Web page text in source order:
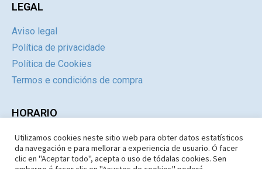
LEGAL
Aviso legal
Política de privacidade
Política de Cookies
Termos e condicións de compra
HORARIO
Día Mañás
Tardes
Luns a Xoves
09:30 – 14.30
Pechado
Utilizamos cookies neste sitio web para obter datos estatísticos
da navegación e para mellorar a experiencia de usuario. Ó facer
clic en "Aceptar todo", acepta o uso de tódalas cookies. Sen